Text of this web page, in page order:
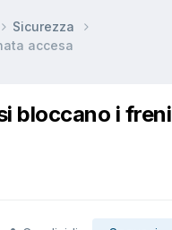
Sicurezza
accesa
bloccano i freni